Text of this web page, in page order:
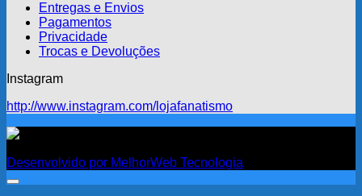
Entregas e Envios
Pagamentos
Privacidade
Trocas e Devoluções
Instagram
http://www.instagram.com/lojafanatismo
Desenvolvido por MelhorWeb Tecnologia